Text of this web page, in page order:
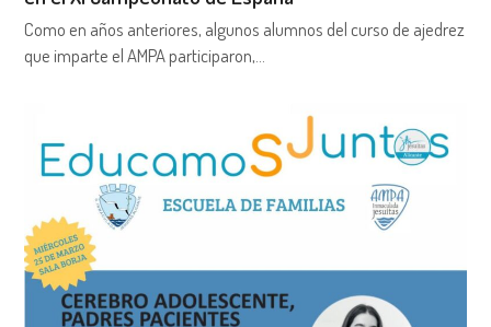
Como en años anteriores, algunos alumnos del curso de ajedrez
que imparte el AMPA participaron,…